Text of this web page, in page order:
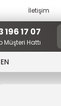
İletişim
196 17 07
Hattı